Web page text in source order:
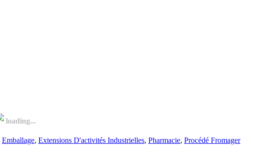
loading...
Emballage, Extensions D'activités Industrielles, Pharmacie, Procédé Fromager